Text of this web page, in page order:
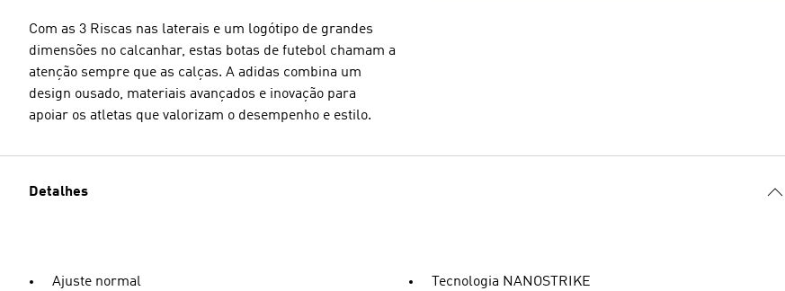
Com as 3 Riscas nas laterais e um logótipo de grandes
dimensões no calcanhar, estas botas de futebol chamam a
atenção sempre que as calças. A adidas combina um
design ousado, materiais avançados e inovação para
apoiar os atletas que valorizam o desempenho e estilo.
Detalhes
Ajuste normal Tecnologia NANOSTRIKE